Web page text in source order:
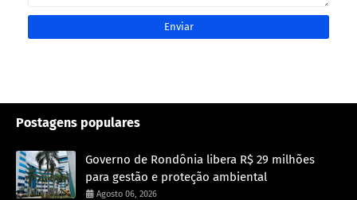
Postagens populares
Governo de Rondônia libera R$ 29 milhões
para gestão e proteção ambiental
Agosto 06, 2026